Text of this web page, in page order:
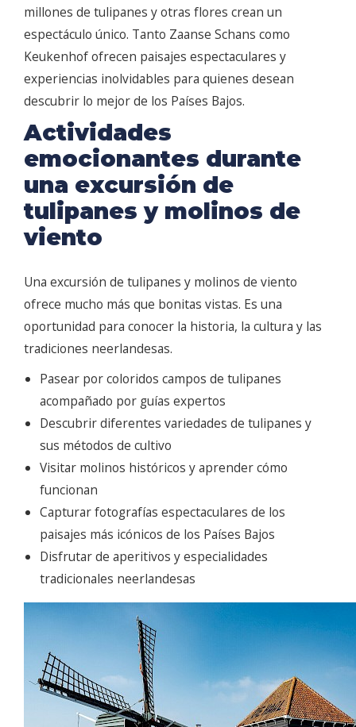
millones de tulipanes y otras flores crean un
espectáculo único. Tanto Zaanse Schans como
Keukenhof ofrecen paisajes espectaculares y
experiencias inolvidables para quienes desean
descubrir lo mejor de los Países Bajos.
Actividades
emocionantes durante
una excursión de
tulipanes y molinos de
viento
Una excursión de tulipanes y molinos de viento
ofrece mucho más que bonitas vistas. Es una
oportunidad para conocer la historia, la cultura y las
tradiciones neerlandesas.
Pasear por coloridos campos de tulipanes
acompañado por guías expertos
Descubrir diferentes variedades de tulipanes y
sus métodos de cultivo
Visitar molinos históricos y aprender cómo
funcionan
Capturar fotografías espectaculares de los
paisajes más icónicos de los Países Bajos
Disfrutar de aperitivos y especialidades
tradicionales neerlandesas